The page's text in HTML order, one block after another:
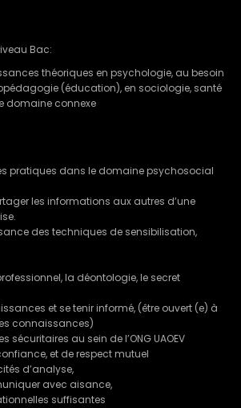
Bac:
théoriques en psychologie, au besoin
(éducation), en sociologie, santé
domaine connexe
pratiques dans le domaine psychosocial
les informations aux autres d’une
des techniques de sensibilisation,
la déontologie, le secret
et se tenir informé, (être ouvert (e) à
connaissances)
sécuritaires au sein de l’ONG UAOEV
et de respect mutuel
d’analyse,
avec aisance,
suffisantes